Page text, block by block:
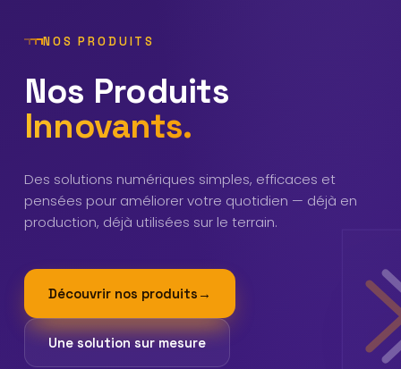
NOS PRODUITS
Nos Produits
Innovants.
Des solutions numériques simples, efficaces et
pensées pour améliorer votre quotidien — déjà en
production, déjà utilisées sur le terrain.
Découvrir nos produits →
Une solution sur mesure